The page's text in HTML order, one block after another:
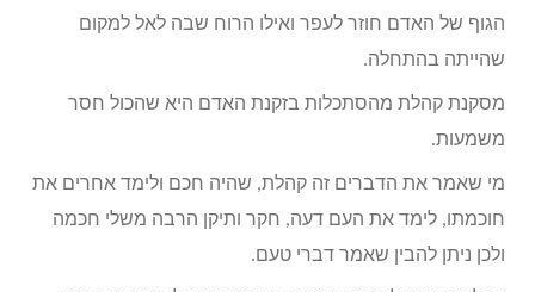
הגוף של האדם חוזר לעפר ואילו הרוח שבה לאל למקום
שהייתה בהתחלה.
מסקנת קהלת מהסתכלות בזקנת האדם היא שהכול חסר
משמעות.
מי שאמר את הדברים זה קהלת, שהיה חכם ולימד אחרים את
חוכמתו, לימד את העם דעה, חקר ותיקן הרבה משלי חכמה
ולכן ניתן להבין שאמר דברי טעם.